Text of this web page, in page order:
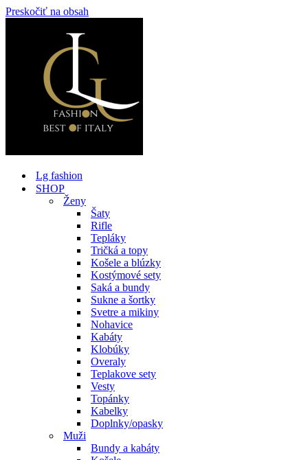
Preskočiť na obsah
Lg fashion
SHOP
Ženy
Šaty
Rifle
Tepláky
Tričká a topy
Košele a blúzky
Kostýmové sety
Saká a bundy
Sukne a šortky
Svetre a mikiny
Nohavice
Kabáty
Klobúky
Overaly
Teplakove sety
Vesty
Topánky
Kabelky
Doplnky/opasky
Muži
Bundy a kabáty